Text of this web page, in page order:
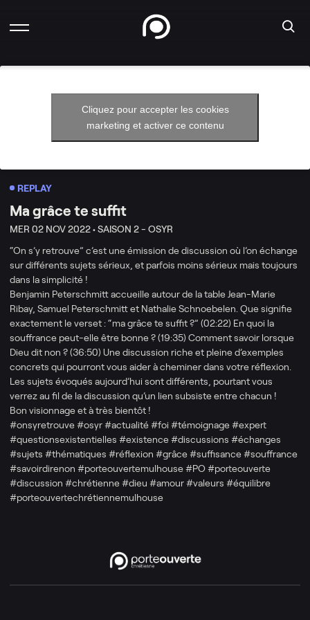
Cliquez pour accepter les cookies
marketing et activer ce contenu
REPLAY
Ma grâce te suffit
MER 02 NOV 2022 •SAISON 2 - OSYR
“On s’y retrouve” c’est une émission de discussion où l’on échange
sur différents sujets sérieux, et parfois moins sérieux mais toujours
dans la simplicité !
Benjamin Peterschmitt accueille autour de la table Jean-Marie
Ribay, Samuel Peterschmitt et Nathalie Schnoebelen. Que signifie
exactement le verset : “ma grâce te suffit ?” (02:22) En quoi la
souffrance peut-elle être bonne ? (19:35) Comment savoir lorsque
Dieu dit non ? (36:50) Une discussion riche et pleine d’exemples
concrets qui pourront vous aider à cheminer dans votre réflexion.
Les sujets évoqués aujourd’hui sont différents, pourtant vous
verrez au fil de la discussion qu’un lien subsiste entre chacun !
Bon visionnage et à très bientôt !
#onsyretrouve #osyr #actualité #foi #témoignage #expert
#questionsexistentielles #existence #discussions #échanges
#sujets #thématiques #réflexion #grâce #suffisance #souffrance
#savoirdirenon #porteouvertemulhouse #PO #porteouverte
#discussion #chrétienne #dieu #amour #valeurs #équilibre
#porteouvertechrétiennemulhouse